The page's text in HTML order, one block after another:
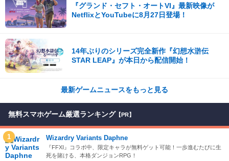
『グランド・セフト・オートVI』最新映像が
NetflixとYouTubeに8月27日登場！
14年ぶりのシリーズ完全新作『幻想水滸伝
STAR LEAP』が本日から配信開始！
最新ゲームニュースをもっと見る
無料スマホゲーム厳選ランキング 【PR】
1 Wizardry Variants Daphne
『FFXI』コラボ中、限定キャラが無料ゲット可能！一歩進むたびに生
死を賭ける、本格ダンジョンRPG！